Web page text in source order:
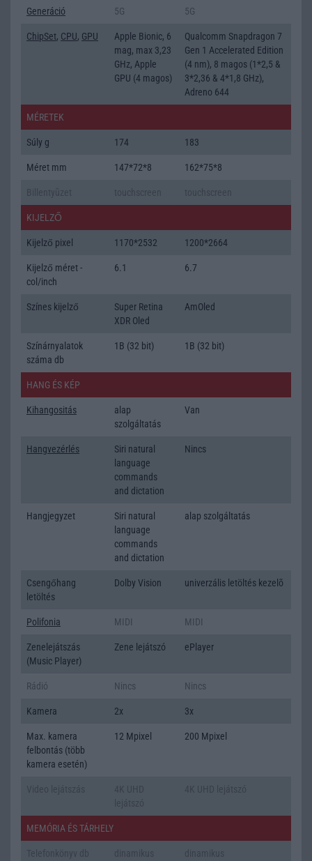
Generáció 5G 5G
ChipSet, CPU, GPU
Apple Bionic, 6
mag, max 3,23
GHz, Apple
GPU (4 magos)
Qualcomm Snapdragon 7
Gen 1 Accelerated Edition
(4 nm), 8 magos (1*2,5 &
3*2,36 & 4*1,8 GHz),
Adreno 644
MÉRETEK
Súly g 174 183
Méret mm 147*72*8 162*75*8
KIJELZŐ
Kijelző pixel 1170*2532 1200*2664
Kijelző méret -
col/inch
6.1 6.7
Színes kijelző
Super Retina
XDR Oled
AmOled
Színárnyalatok
száma db
1B (32 bit) 1B (32 bit)
HANG ÉS KÉP
Kihangositás
alap
szolgáltatás
Van
Hangvezérlés
Siri natural
language
commands
and dictation
Nincs
Hangjegyzet
Siri natural
language
commands
and dictation
alap szolgáltatás
Csengőhang
letöltés
Dolby Vision univerzális letöltés kezelõ
Polifonia MIDI MIDI
Zenelejátszás
(Music Player)
Zene lejátszó ePlayer
Rádió Nincs Nincs
Kamera 2x 3x
Max. kamera
felbontás (több
kamera esetén)
12 Mpixel 200 Mpixel
MEMÓRIA ÉS TÁRHELY